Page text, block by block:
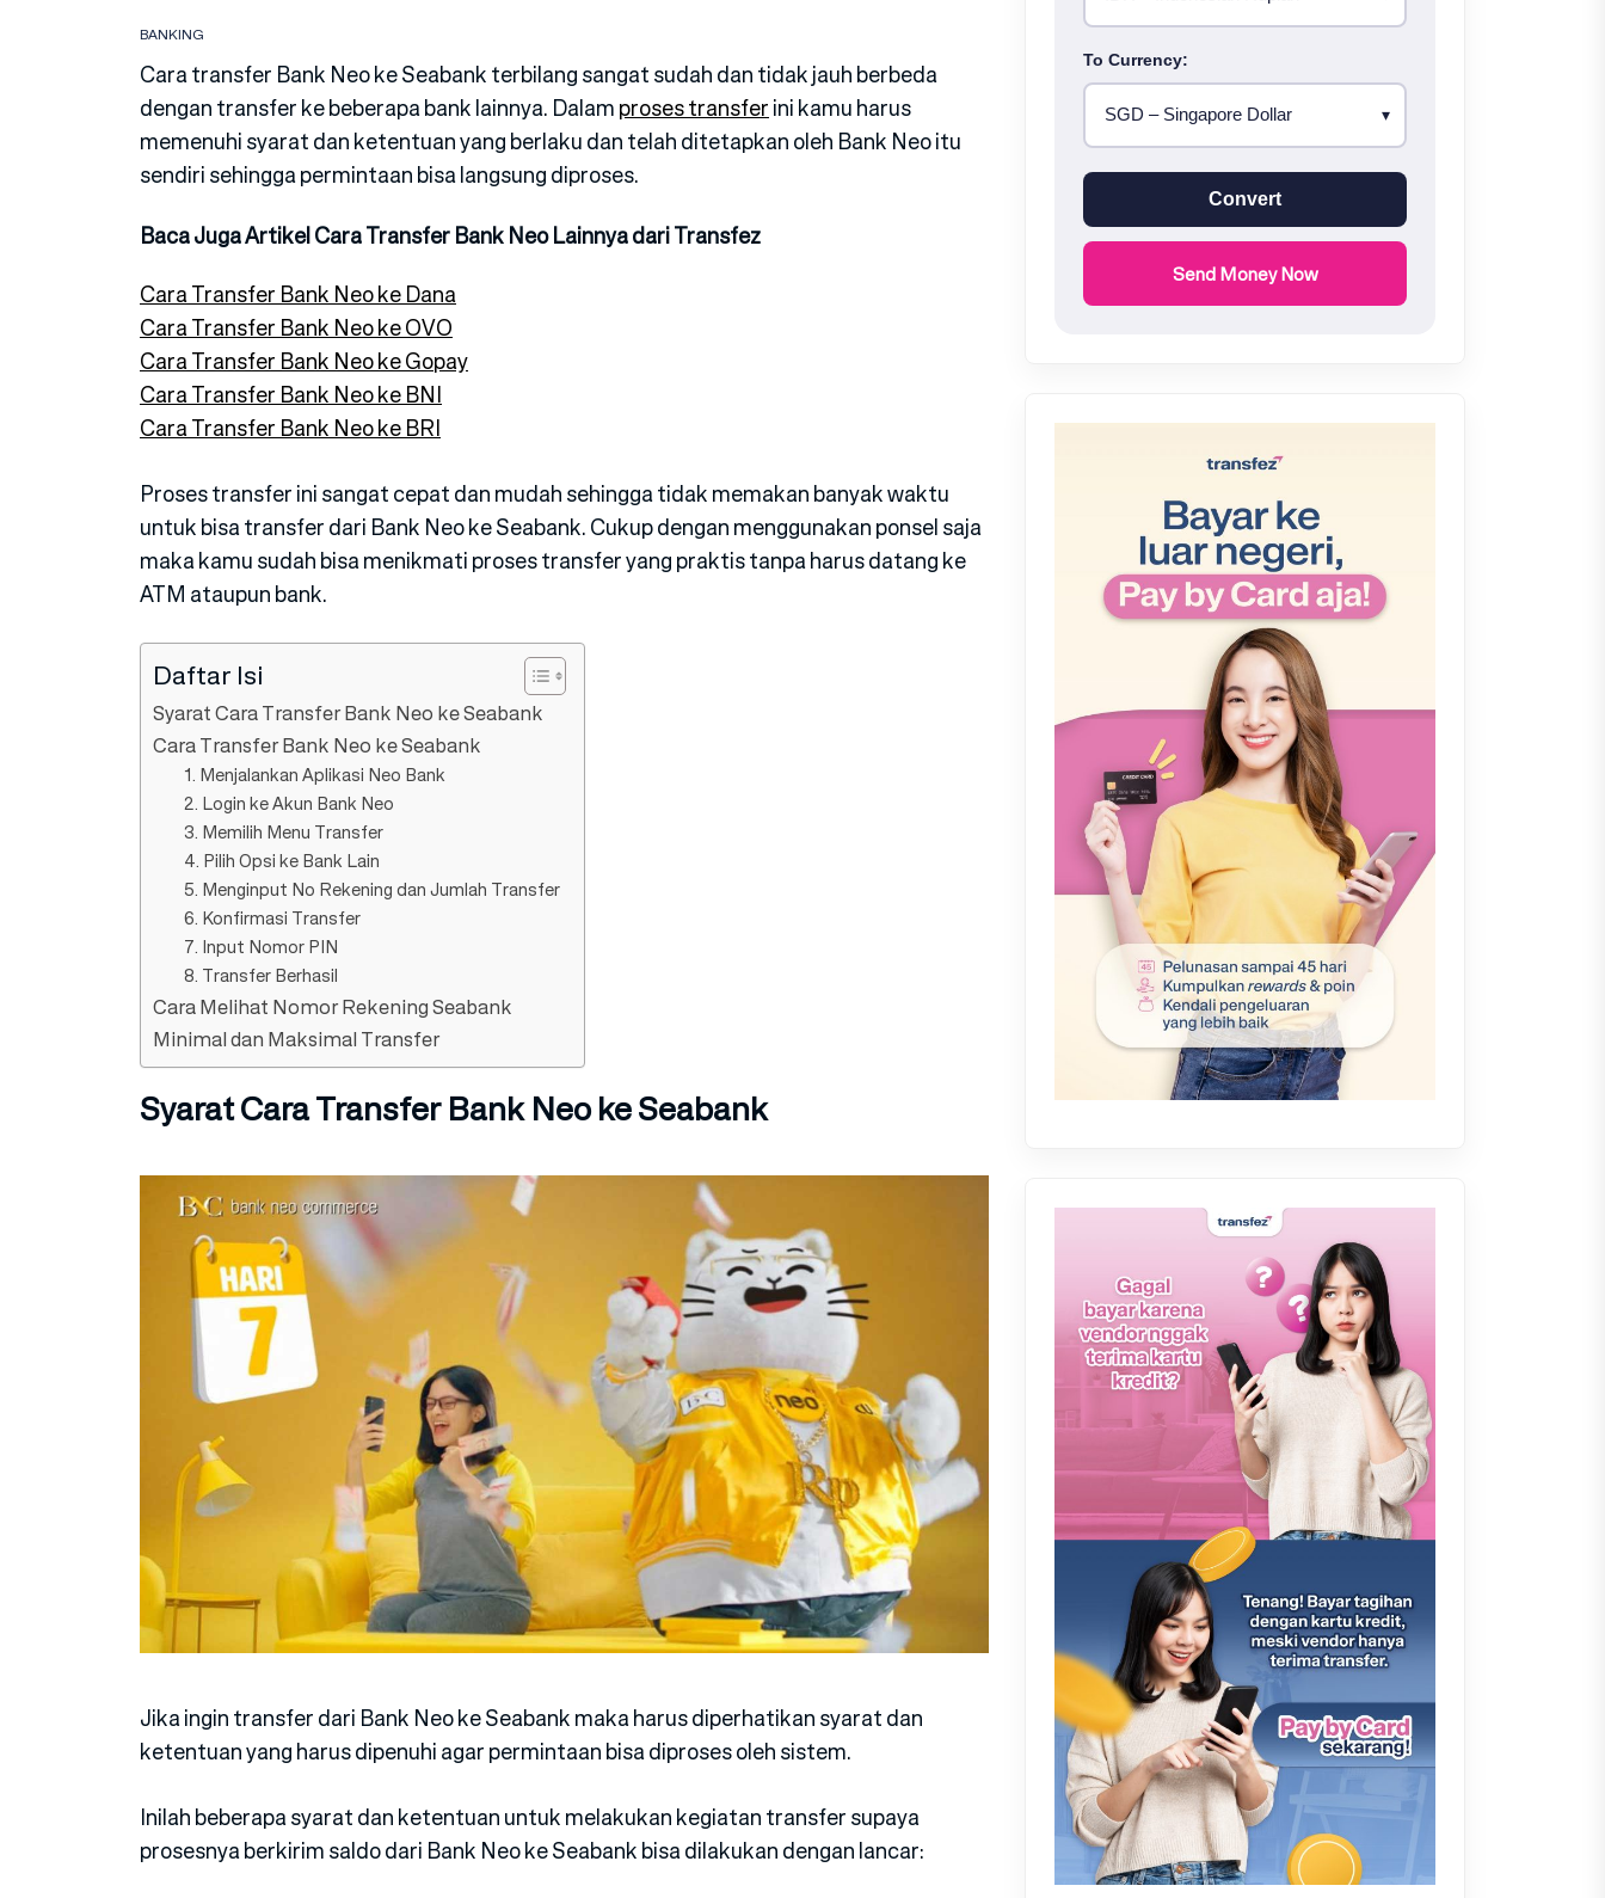
BANKING
Cara transfer Bank Neo ke Seabank terbilang sangat sudah dan tidak jauh berbeda
dengan transfer ke beberapa bank lainnya. Dalamproses transferini kamu harus
memenuhi syarat dan ketentuan yang berlaku dan telah ditetapkan oleh Bank Neo itu
sendiri sehingga permintaan bisa langsung diproses.
Baca Juga Artikel Cara Transfer Bank Neo Lainnya dari Transfez
Cara Transfer Bank Neo ke Dana
Cara Transfer Bank Neo ke OVO
Cara Transfer Bank Neo ke Gopay
Cara Transfer Bank Neo ke BNI
Cara Transfer Bank Neo ke BRI
Proses transfer ini sangat cepat dan mudah sehingga tidak memakan banyak waktu
untuk bisa transfer dari Bank Neo ke Seabank. Cukup dengan menggunakan ponsel saja
maka kamu sudah bisa menikmati proses transfer yang praktis tanpa harus datang ke
ATM ataupun bank.
Daftar Isi
Syarat Cara Transfer Bank Neo ke Seabank
Cara Transfer Bank Neo ke Seabank
1. Menjalankan Aplikasi Neo Bank
2. Login ke Akun Bank Neo
3. Memilih Menu Transfer
4. Pilih Opsi ke Bank Lain
5. Menginput No Rekening dan Jumlah Transfer
6. Konfirmasi Transfer
7. Input Nomor PIN
8. Transfer Berhasil
Cara Melihat Nomor Rekening Seabank
Minimal dan Maksimal Transfer
Syarat Cara Transfer Bank Neo ke Seabank
Jika ingin transfer dari Bank Neo ke Seabank maka harus diperhatikan syarat dan
ketentuan yang harus dipenuhi agar permintaan bisa diproses oleh sistem.
Inilah beberapa syarat dan ketentuan untuk melakukan kegiatan transfer supaya
prosesnya berkirim saldo dari Bank Neo ke Seabank bisa dilakukan dengan lancar:
To Currency:
Convert
Send Money Now